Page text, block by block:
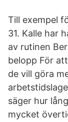
Till exempel
31. Kalle har
av rutinen
belopp För
de vill göra
säger hur
mycket